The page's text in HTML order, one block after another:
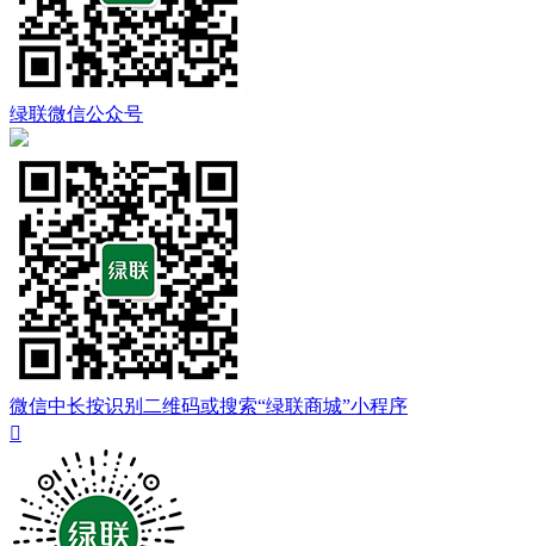
绿联微信公众号
微信中长按识别二维码或搜索“绿联商城”小程序
